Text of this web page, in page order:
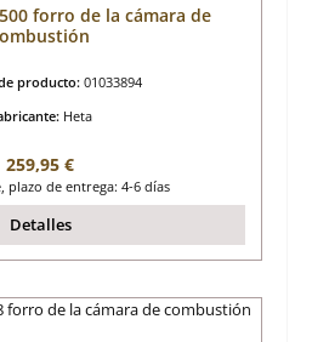
forro de la cámara de
producto: 01033894
Heta
Precio normal:
259,95 €
plazo de entrega: 4-6 días
Detalles